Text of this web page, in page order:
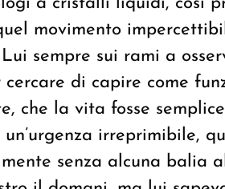
movimento
sempre sui rami a
di capire come
che la vita fosse
irreprimibile,
senza alcuna balia